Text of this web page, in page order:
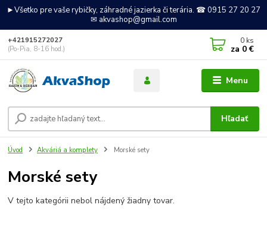
►Všetko pre vaše rybičky, záhradné jazierka či terária. ☎ 0915 27 20 27
✉ akvashop@gmail.com
Menu
Hľadať
+421915272027
(Po-Pia, 8-16 hod.)
0 ks
za 0 €
Úvod Akváriá a komplety Morské sety
Morské sety
V tejto kategórii nebol nájdený žiadny tovar.